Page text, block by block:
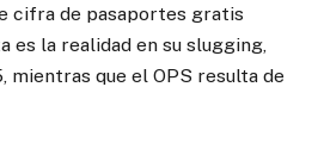
cifra de pasaportes gratis
es la realidad en su slugging,
mientras que el OPS resulta de